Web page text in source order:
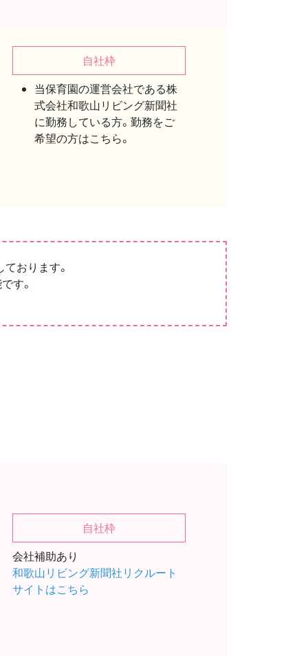
自社枠
当保育園の運営会社である株
式会社和歌山リビング新聞社
に勤務している方。勤務をご
希望の方はこちら。
おります。
す。
自社枠
会社補助あり
和歌山リビング新聞社リクルート
サイトはこちら